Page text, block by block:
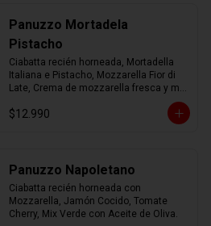
Panuzzo Mortadela
Pistacho
Ciabatta recién horneada, Mortadella
Italiana e Pistacho, Mozzarella Fior di
Late, Crema de mozzarella fresca y mix
$12.990
Panuzzo Napoletano
Ciabatta recién horneada con
Mozzarella, Jamón Cocido, Tomate
Cherry, Mix Verde con Aceite de Oliva.